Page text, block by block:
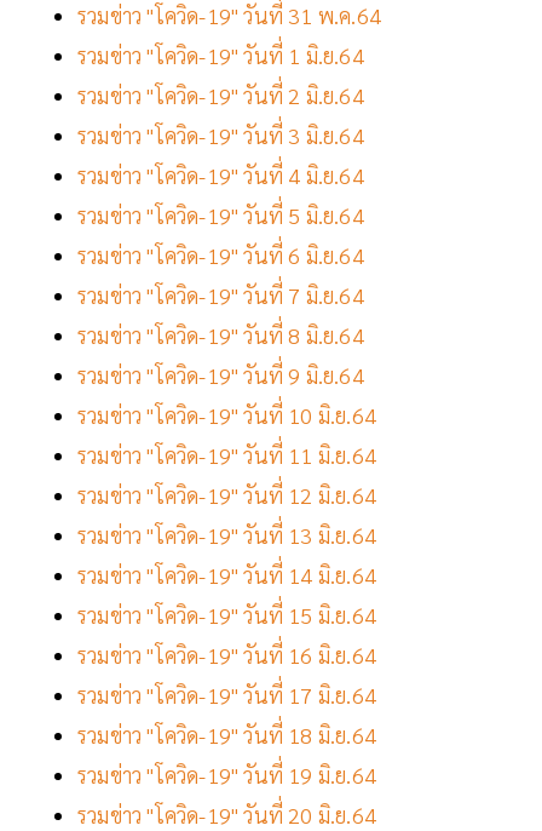
รวมข่าว "โควิด-19" วันที่ 31 พ.ค.64
รวมข่าว "โควิด-19" วันที่ 1 มิ.ย.64
รวมข่าว "โควิด-19" วันที่ 2 มิ.ย.64
รวมข่าว "โควิด-19" วันที่ 3 มิ.ย.64
รวมข่าว "โควิด-19" วันที่ 4 มิ.ย.64
รวมข่าว "โควิด-19" วันที่ 5 มิ.ย.64
รวมข่าว "โควิด-19" วันที่ 6 มิ.ย.64
รวมข่าว "โควิด-19" วันที่ 7 มิ.ย.64
รวมข่าว "โควิด-19" วันที่ 8 มิ.ย.64
รวมข่าว "โควิด-19" วันที่ 9 มิ.ย.64
รวมข่าว "โควิด-19" วันที่ 10 มิ.ย.64
รวมข่าว "โควิด-19" วันที่ 11 มิ.ย.64
รวมข่าว "โควิด-19" วันที่ 12 มิ.ย.64
รวมข่าว "โควิด-19" วันที่ 13 มิ.ย.64
รวมข่าว "โควิด-19" วันที่ 14 มิ.ย.64
รวมข่าว "โควิด-19" วันที่ 15 มิ.ย.64
รวมข่าว "โควิด-19" วันที่ 16 มิ.ย.64
รวมข่าว "โควิด-19" วันที่ 17 มิ.ย.64
รวมข่าว "โควิด-19" วันที่ 18 มิ.ย.64
รวมข่าว "โควิด-19" วันที่ 19 มิ.ย.64
รวมข่าว "โควิด-19" วันที่ 20 มิ.ย.64